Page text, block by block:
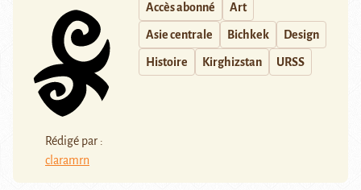
Rédigé par :
claramrn
Accès abonné Art
Asie centrale Bichkek Design
Histoire Kirghizstan URSS